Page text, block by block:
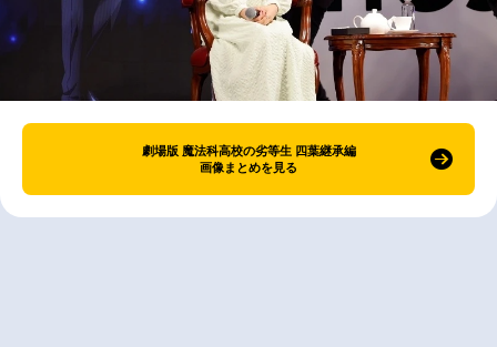
劇場版 魔法科高校の劣等生 四葉継承編
画像まとめを見る